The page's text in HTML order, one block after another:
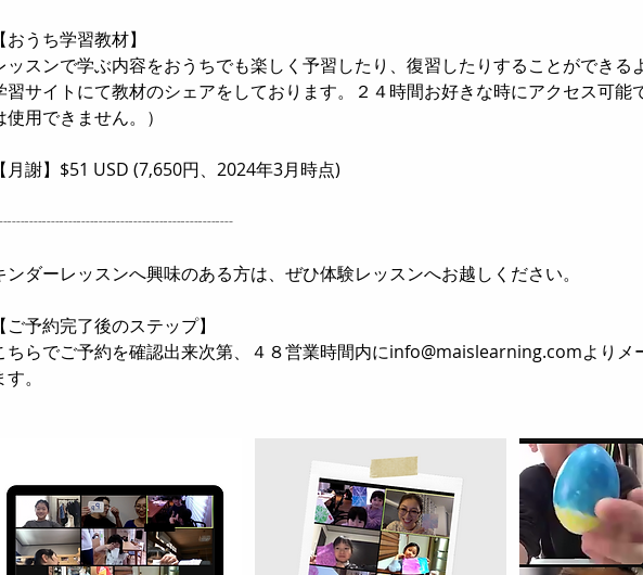
【おうち学習教材】
ッスンで学ぶ内容をおうちでも楽しく予習したり、復習したりすることができる
習サイトにて教材のシェアをしております。２４時間お好きな時にアクセス可能
使用できません。）
【月謝】$51 USD (7,650円、2024年3月時点)
ンダーレッスンへ興味のある方は、ぜひ体験レッスンへお越しください。
【ご予約完了後のステップ】
ちらでご予約を確認出来次第、４８営業時間内にinfo@maislearning.comよりメ